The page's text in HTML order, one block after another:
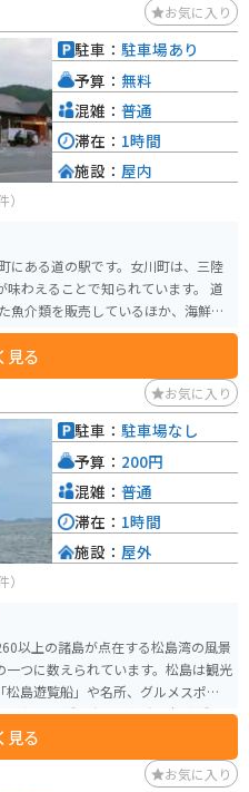
おさと 住所：宮
お気に入り
）
にある道の駅です。女川町は、三陸
わえることで知られています。 道
魚介類を販売しているほか、海鮮丼
ます。また、女川町の特産品や土産
るので安心です。三陸海岸沿いを
【おすすめポイン
町のお土産が買える * 三陸海岸の
見る
駐車： 駐車場あり
予算： 無料
混雑： 普通
滞在： 1時間
施設： 屋内
お気に入り
）
以上の諸島が点在する松島湾の風景
つに数えられています。松島は観光
島遊覧船」や名所、グルメスポッ
橋な
大観」と呼ばれる絶景ポイントも
人気があります。また、福浦橋は
に続く全長
見る
駐車： 駐車場なし
予算： 200円
混雑： 普通
滞在： 1時間
施設： 屋外
お気に入り